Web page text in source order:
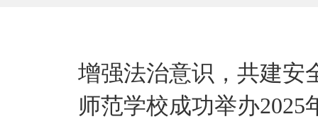
增强法治意识，共建
师范学校成功举办2025